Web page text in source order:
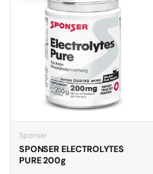
Sponser
SPONSER ELECTROLYTES
PURE 200g